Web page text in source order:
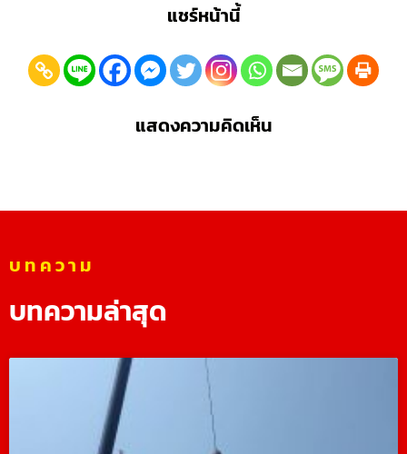
แชร์หน้านี้
แสดงความคิดเห็น
บทความ
บทความล่าสุด